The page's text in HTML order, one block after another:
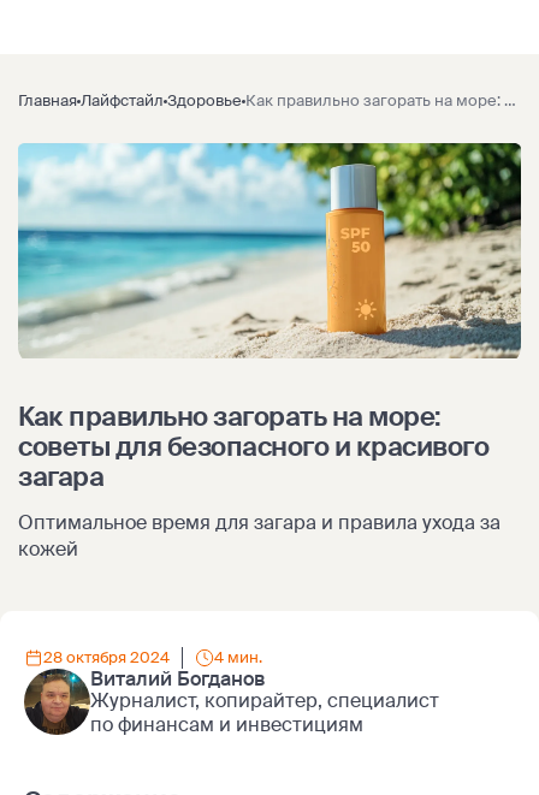
ГлавнаяЛайфстайл Здоровье Как правильно загорать на море: советы для безопасного и красивого загара
Как правильно загорать на море:
советы для безопасного и красивого
загара
Оптимальное время для загара и правила ухода за
кожей
Виталий Богданов
Журналист, копирайтер, специалист
по финансам и инвестициям
28 октября 2024 4 мин.